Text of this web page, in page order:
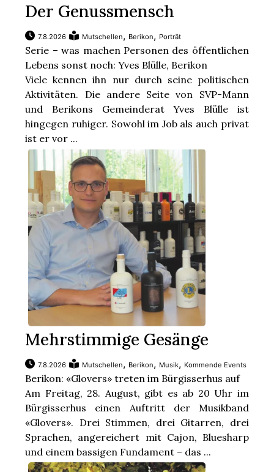
Der Genussmensch
7.8.2026 Mutschellen, Berikon, Porträt
Serie – was machen Personen des öffentlichen
Lebens sonst noch: Yves Blülle, Berikon
Viele kennen ihn nur durch seine politischen
Aktivitäten. Die andere Seite von SVP-Mann
und Berikons Gemeinderat Yves Blülle ist
hingegen ruhiger. Sowohl im Job als auch privat
ist er vor ...
Mehrstimmige Gesänge
7.8.2026 Mutschellen, Berikon, Musik, Kommende Events
Berikon: «Glovers» treten im Bürgisserhus auf
Am Freitag, 28. August, gibt es ab 20 Uhr im
Bürgisserhus einen Auftritt der Musikband
«Glovers». Drei Stimmen, drei Gitarren, drei
Sprachen, angereichert mit Cajon, Bluesharp
und einem bassigen Fundament – das ...